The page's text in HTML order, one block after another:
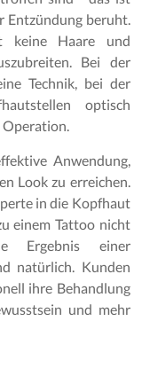
Entzündung beruht.
keine Haare und
Bei der
Technik, bei der
optisch
Operation.
Anwendung,
Look zu erreichen.
in die Kopfhaut
einem Tattoo nicht
Ergebnis einer
natürlich. Kunden
ihre Behandlung
und mehr